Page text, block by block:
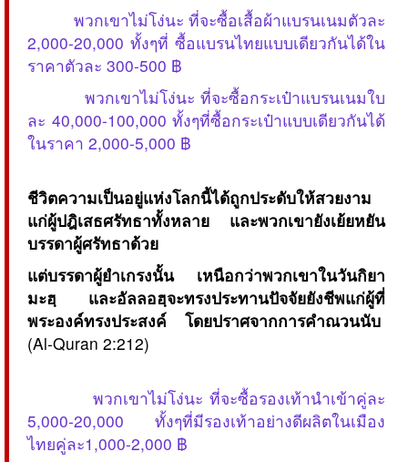
พวกเขาไม่โง่นะ ที่จะซื้อเสื้อผ้าแบรนเนมตัวละ
2,000-20,000 ทั้งๆที่ ซื้อแบรนไทยแบบเดียวกันได้ใน
ราคาตัวละ 300-500 ฿
พวกเขาไม่โง่นะ ที่จะซื้อกระเป๋าแบรนเนมใบ
ละ 40,000-100,000 ทั้งๆที่ซื้อกระเป๋าแบบเดียวกันได้
ในราคา 2,000-5,000 ฿
ชีวิตความเป็นอยู่แห่งโลกนี้ได้ถูกประดับให้สวยงาม
แก่ผู้ปฎิเสธศรัทธาทั้งหลาย และพวกเขายังเย้ยหยัน
บรรดาผู้ศรัทธาด้วย
แต่บรรดาผู้ยำเกรงนั้น เหนือกว่าพวกเขาในวันกิยา
มะฮฺ และอัลลอฮฺจะทรงประทานปัจจัยยังชีพแก่ผู้ที่
พระองค์ทรงประสงค์ โดยปราศจากการคำณวนนับ
(Al-Quran 2:212)
พวกเขาไม่โง่นะ ที่จะซื้อรองเท้านำเข้าคู่ละ
5,000-20,000 ทั้งๆที่มีรองเท้าอย่างดีผลิตในเมือง
ไทยคู่ละ1,000-2,000 ฿